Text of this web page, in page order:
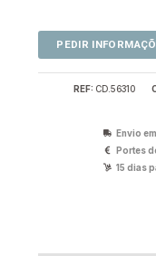
REF: CD.56310
Envio
Portes
15 dias